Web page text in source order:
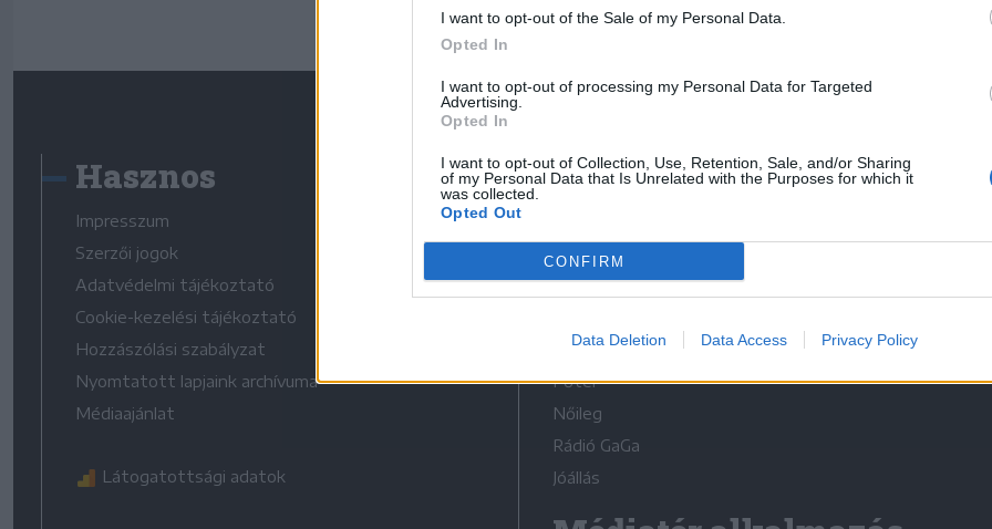
I want to opt-out of the Sale of my Personal Data.
Opted In
I want to opt-out of processing my Personal Data for Targeted
Advertising.
Opted In
I want to opt-out of Collection, Use, Retention, Sale, and/or Sharing
of my Personal Data that Is Unrelated with the Purposes for which it
was collected.
Opted Out
CONFIRM
Data Deletion Data Access Privacy Policy
Hasznos
Impresszum
Szerzői jogok
Adatvédelmi tájékoztató
Cookie-kezelési tájékoztató
Hozzászólási szabályzat
Nyomtatott lapjaink archívuma
Médiaajánlat
Látogatottsági adatok
Médiatér
Székely Sport
Liget
Erdélyi Napló
Főtér
Nőileg
Rádió GaGa
Jóállás